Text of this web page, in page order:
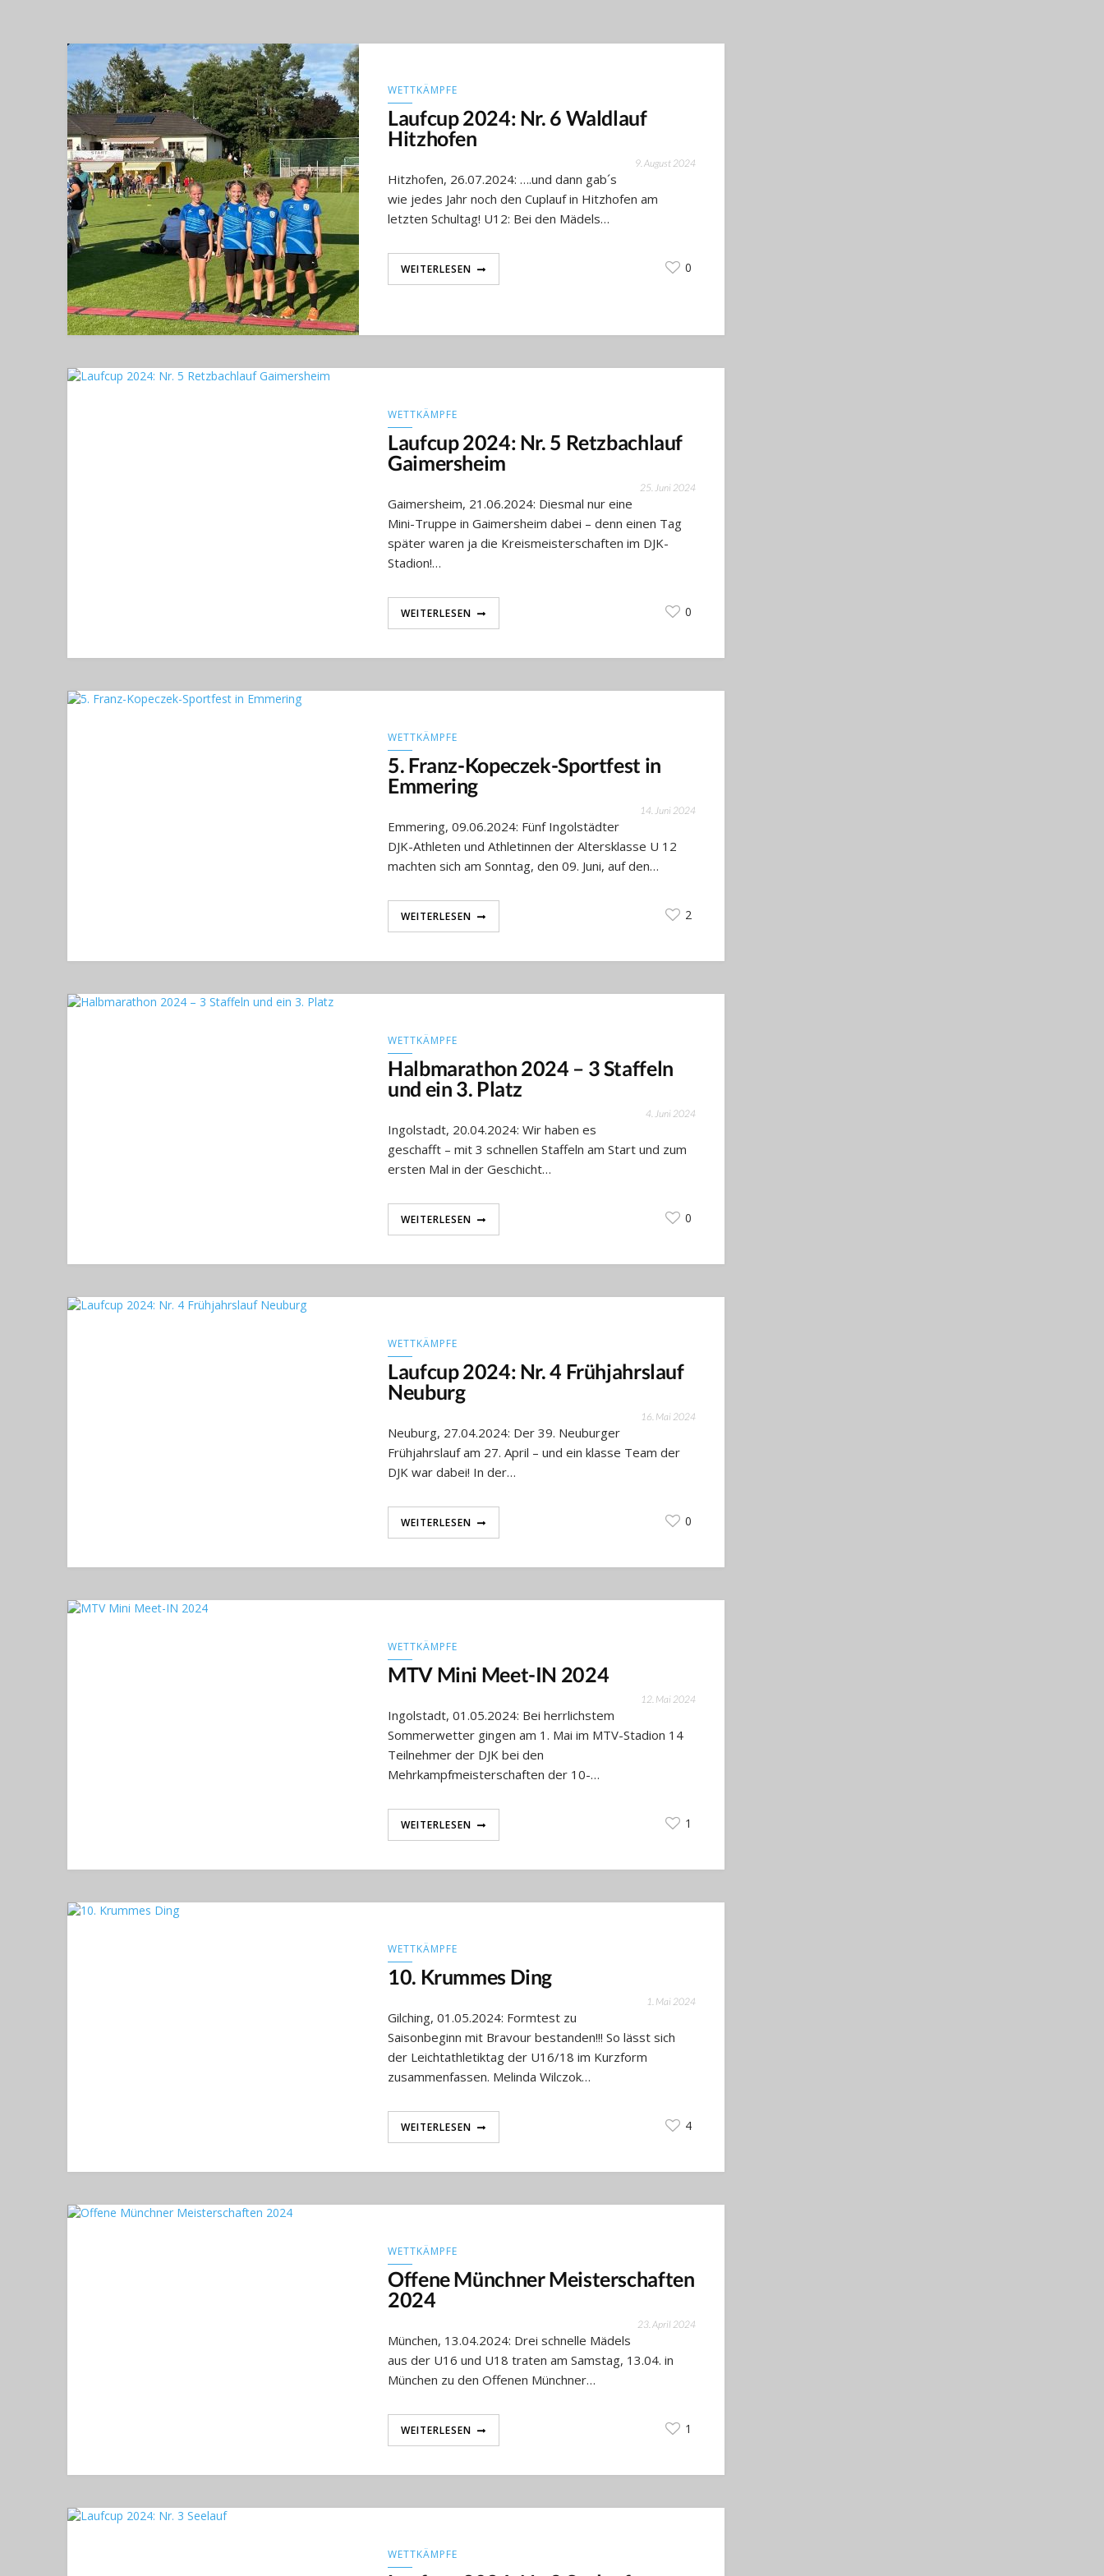
WETTKÄMPFE
Laufcup 2024: Nr. 6 Waldlauf
Hitzhofen
9. August 2024
Hitzhofen, 26.07.2024: ….und dann gab´s
wie jedes Jahr noch den Cuplauf in Hitzhofen am
letzten Schultag! U12: Bei den Mädels…
WEITERLESEN 0
WETTKÄMPFE
Laufcup 2024: Nr. 5 Retzbachlauf
Gaimersheim
25. Juni 2024
Gaimersheim, 21.06.2024: Diesmal nur eine
Mini-Truppe in Gaimersheim dabei – denn einen Tag
später waren ja die Kreismeisterschaften im DJK-
Stadion!…
WEITERLESEN 0
WETTKÄMPFE
5. Franz-Kopeczek-Sportfest in
Emmering
14. Juni 2024
Emmering, 09.06.2024: Fünf Ingolstädter
DJK-Athleten und Athletinnen der Altersklasse U 12
machten sich am Sonntag, den 09. Juni, auf den…
WEITERLESEN 2
WETTKÄMPFE
Halbmarathon 2024 – 3 Staffeln
und ein 3. Platz
4. Juni 2024
Ingolstadt, 20.04.2024: Wir haben es
geschafft – mit 3 schnellen Staffeln am Start und zum
ersten Mal in der Geschicht…
WEITERLESEN 0
WETTKÄMPFE
Laufcup 2024: Nr. 4 Frühjahrslauf
Neuburg
16. Mai 2024
Neuburg, 27.04.2024: Der 39. Neuburger
Frühjahrslauf am 27. April – und ein klasse Team der
DJK war dabei! In der…
WEITERLESEN 0
WETTKÄMPFE
MTV Mini Meet-IN 2024
12. Mai 2024
Ingolstadt, 01.05.2024: Bei herrlichstem
Sommerwetter gingen am 1. Mai im MTV-Stadion 14
Teilnehmer der DJK bei den
Mehrkampfmeisterschaften der 10-…
WEITERLESEN 1
WETTKÄMPFE
10. Krummes Ding
1. Mai 2024
Gilching, 01.05.2024: Formtest zu
Saisonbeginn mit Bravour bestanden!!! So lässt sich
der Leichtathletiktag der U16/18 im Kurzform
zusammenfassen. Melinda Wilczok…
WEITERLESEN 4
WETTKÄMPFE
Offene Münchner Meisterschaften
2024
23. April 2024
München, 13.04.2024: Drei schnelle Mädels
aus der U16 und U18 traten am Samstag, 13.04. in
München zu den Offenen Münchner…
WEITERLESEN 1
WETTKÄMPFE